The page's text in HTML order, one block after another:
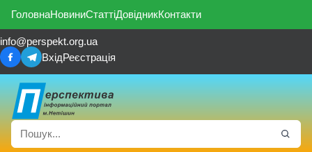
ГоловнаНовиниСтаттіДовідникКонтакти
info@perspekt.org.ua
ВхідРеєстрація